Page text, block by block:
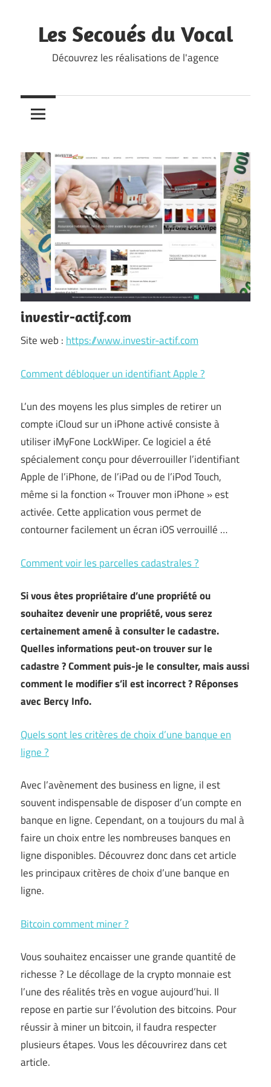
contentLes Secoués du Vocal
Découvrez les réalisations de l'agence
investir-actif.com
Site web : https://www.investir-actif.com
Comment débloquer un identifiant Apple ?
L’un des moyens les plus simples de retirer un
compte iCloud sur un iPhone activé consiste à
utiliser iMyFone LockWiper. Ce logiciel a été
spécialement conçu pour déverrouiller l’identifiant
Apple de l’iPhone, de l’iPad ou de l’iPod Touch,
même si la fonction « Trouver mon iPhone » est
activée. Cette application vous permet de
contourner facilement un écran iOS verrouillé …
Comment voir les parcelles cadastrales ?
Si vous êtes propriétaire d’une propriété ou
souhaitez devenir une propriété, vous serez
certainement amené à consulter le cadastre.
Quelles informations peut-on trouver sur le
cadastre ? Comment puis-je le consulter, mais aussi
comment le modifier s’il est incorrect ? Réponses
avec Bercy Info.
Quels sont les critères de choix d’une banque en
ligne ?
Avec l’avènement des business en ligne, il est
souvent indispensable de disposer d’un compte en
banque en ligne. Cependant, on a toujours du mal à
faire un choix entre les nombreuses banques en
ligne disponibles. Découvrez donc dans cet article
les principaux critères de choix d’une banque en
ligne.
Bitcoin comment miner ?
Vous souhaitez encaisser une grande quantité de
richesse ? Le décollage de la crypto monnaie est
l’une des réalités très en vogue aujourd’hui. Il
repose en partie sur l’évolution des bitcoins. Pour
réussir à miner un bitcoin, il faudra respecter
plusieurs étapes. Vous les découvrirez dans cet
article.